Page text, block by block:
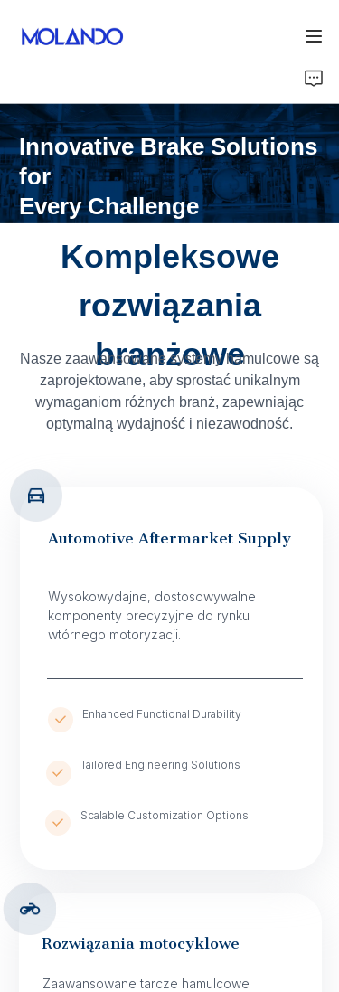
Innovative Brake Solutions
for
Every Challenge
Kompleksowe
rozwiązania
branżowe
Nasze zaawansowane systemy hamulcowe są
zaprojektowane, aby sprostać unikalnym
wymaganiom różnych branż, zapewniając
optymalną wydajność i niezawodność.
Wysokowydajne, dostosowywalne
komponenty precyzyjne do rynku
wtórnego motoryzacji.
Automotive Aftermarket Supply
Enhanced Functional Durability
Tailored Engineering Solutions
Rozwiązania motocyklowe
Scalable Customization Options
Zaawansowane tarcze hamulcowe
Products
Dziękuję